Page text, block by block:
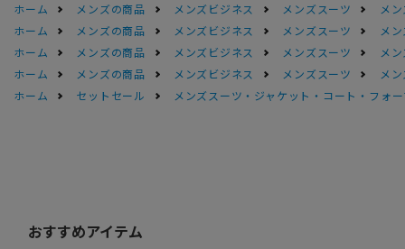
ホーム メンズの商品 メンズビジネス メンズスーツ
メ
ホーム
メンズの商品 メンズビジネス メンズスーツ
メ
ホーム
メンズの商品 メンズビジネス メンズスーツ
メ
ホーム
メンズの商品 メンズビジネス メンズスーツ
メ
ホーム
セットセール メンズスーツ・ジャケット・コート・フォ